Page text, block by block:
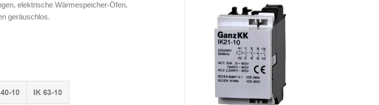
elektrische Wärmespeicher-Öfen,
geräuschlos.